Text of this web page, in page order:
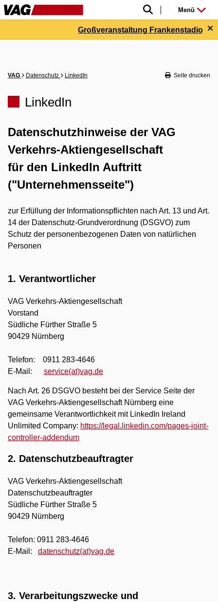
Menü
Großveranstaltung Frankenstadion bis
VAG Datenschutz LinkedIn Seite drucken
LinkedIn
Datenschutzhinweise der VAG
Verkehrs-Aktiengesellschaft
für den LinkedIn Auftritt
("Unternehmensseite")
zur Erfüllung der Informationspflichten nach Art. 13 und Art.
14 der Datenschutz-Grundverordnung (DSGVO) zum
Schutz der personenbezogenen Daten von natürlichen
Personen
1. Verantwortlicher
VAG Verkehrs-Aktiengesellschaft
Vorstand
Südliche Fürther Straße 5
90429 Nürnberg
Telefon: 0911 283-4646
E-Mail: service(at)vag.de
Nach Art. 26 DSGVO besteht bei der Service Seite der
VAG Verkehrs-Aktiengesellschaft Nürnberg eine
gemeinsame Verantwortlichkeit mit LinkedIn Ireland
Unlimited Company: https://legal.linkedin.com/pages-joint-
controller-addendum
2. Datenschutzbeauftragter
VAG Verkehrs-Aktiengesellschaft
Datenschutzbeauftragter
Südliche Fürther Straße 5
90429 Nürnberg
Telefon: 0911 283-4646
E-Mail: datenschutz(at)vag.de
3. Verarbeitungszwecke und